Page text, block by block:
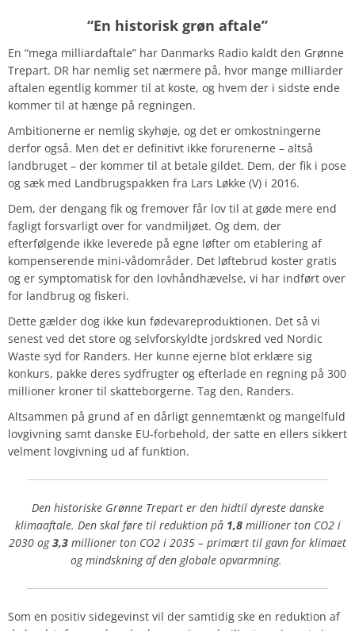
“En historisk grøn aftale”
En “mega milliardaftale” har Danmarks Radio kaldt den Grønne
Trepart. DR har nemlig set nærmere på, hvor mange milliarder
aftalen egentlig kommer til at koste, og hvem der i sidste ende
kommer til at hænge på regningen.
Ambitionerne er nemlig skyhøje, og det er omkostningerne
derfor også. Men det er definitivt ikke forurenerne – altså
landbruget – der kommer til at betale gildet. Dem, der fik i pose
og sæk med Landbrugspakken fra Lars Løkke (V) i 2016.
Dem, der dengang fik og fremover får lov til at gøde mere end
fagligt forsvarligt over for vandmiljøet. Og dem, der
efterfølgende ikke leverede på egne løfter om etablering af
kompenserende mini-vådområder. Det løftebrud koster gratis
og er symptomatisk for den lovhåndhævelse, vi har indført over
for landbrug og fiskeri.
Dette gælder dog ikke kun fødevareproduktionen. Det så vi
senest ved det store og selvforskyldte jordskred ved Nordic
Waste syd for Randers. Her kunne ejerne blot erklære sig
konkurs, pakke deres sydfrugter og efterlade en regning på 300
millioner kroner til skatteborgerne. Tag den, Randers.
Altsammen på grund af en dårligt gennemtænkt og mangelfuld
lovgivning samt danske EU-forbehold, der satte en ellers sikkert
velment lovgivning ud af funktion.
Den historiske Grønne Trepart er den hidtil dyreste danske
klimaaftale. Den skal føre til reduktion på 1,8millioner ton CO2 i
2030 og3,3 millioner ton CO2 i 2035 – primært til gavn for klimaet
og mindskning af den globale opvarmning.
Som en positiv sidegevinst vil der samtidig ske en reduktion af